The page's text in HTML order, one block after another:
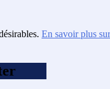
En savoir plus